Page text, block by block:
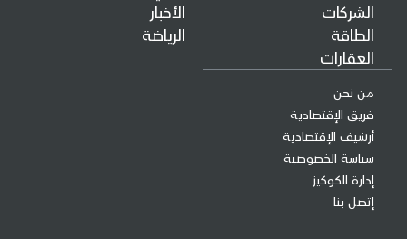
الشركات
الطاقة
العقارات
الأخبار
الرياضة
من نحن
فريق الإقتصادية
أرشيف الإقتصادية
سياسة الخصوصية
إدارة الكوكيز
إتصل بنا